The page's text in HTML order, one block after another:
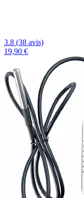
3.8 (38 avis)
19,90 €